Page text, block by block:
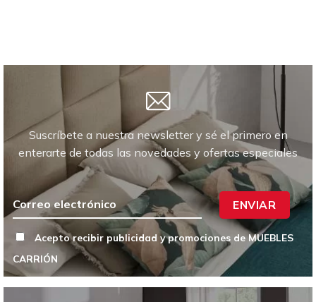
Suscríbete a nuestra newsletter y sé el primero en
enterarte de todas las novedades y ofertas especiales
Acepto recibir publicidad y promociones de MUEBLES
CARRIÓN
ENVIAR